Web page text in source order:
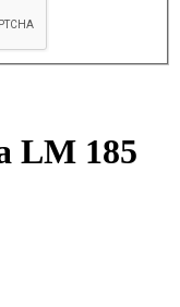
LM 185